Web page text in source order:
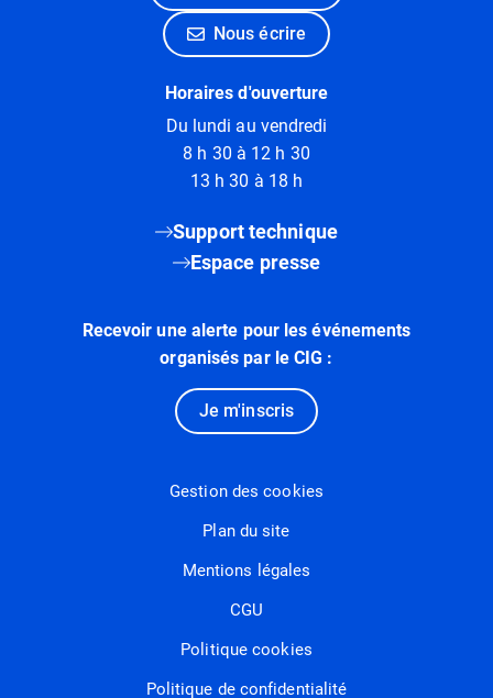
Nous écrire
Horaires d'ouverture
Du lundi au vendredi
8 h 30 à 12 h 30
13 h 30 à 18 h
Support technique
Espace presse
Recevoir une alerte pour les événements
organisés par le CIG :
Je m'inscris
Gestion des cookies
Plan du site
Mentions légales
CGU
Politique cookies
Politique de confidentialité